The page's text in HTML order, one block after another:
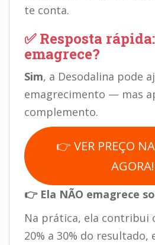
te conta.
✅ Resposta
emagrece?
Sim, a Desodalina pode
emagrecimento — mas
complemento.
👉 VER PREÇO
AGORA!
👉 Ela NÃO emagrece
Na prática, ela contribui
20% a 30% do